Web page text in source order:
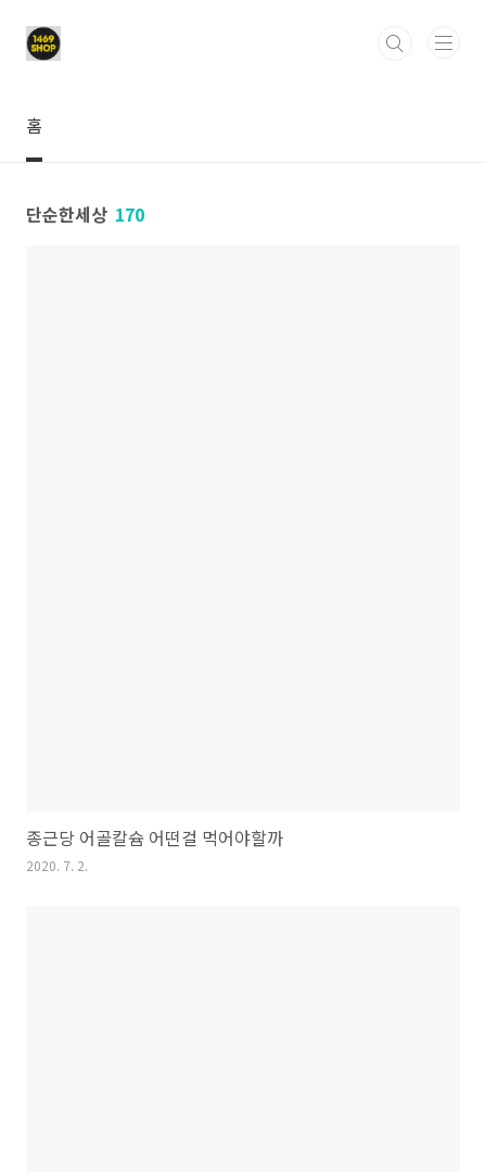
홈
단순한세상 170
종근당 어골칼슘 어떤걸 먹어야할까
2020. 7. 2.